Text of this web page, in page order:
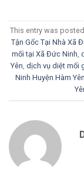
This entry was
Tận Gốc Tại Nhà Xã
mối tại Xã Đức Ninh,
Yên, dịch vụ diệt mối
Ninh Huyện Hàm Yên